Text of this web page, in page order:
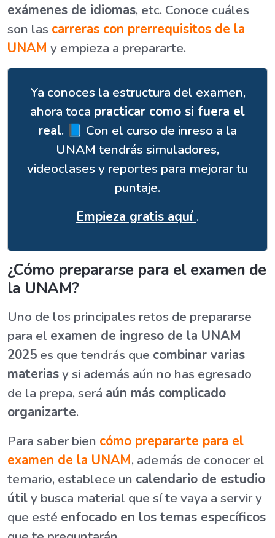
exámenes de idiomas, etc. Conoce cuáles
son las carreras con prerrequisitos de la
UNAM y empieza a prepararte.
Ya conoces la estructura del examen,
ahora toca practicar como si fuera el
real. 📘 Con el curso de inreso a la
UNAM tendrás simuladores,
videoclases y reportes para mejorar tu
puntaje.
Empieza gratis aquí .
¿Cómo prepararse para el examen de
la UNAM?
Uno de los principales retos de prepararse
para el examen de ingreso de la UNAM
2025 es que tendrás que combinar varias
materiasy si además aún no has egresado
de la prepa, será aún más complicado
organizarte.
Para saber bien cómo prepararte para el
examen de la UNAM, además de conocer el
temario, establece un calendario de estudio
útily busca material que sí te vaya a servir y
que esté enfocado en los temas específicos